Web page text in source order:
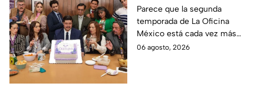
temporada 2 y un
detalle desata teorías
entre los fans
Parece que la segunda
temporada de La Oficina
México está cada vez más
cerca, pues el elenco ya se
06 agosto, 2026